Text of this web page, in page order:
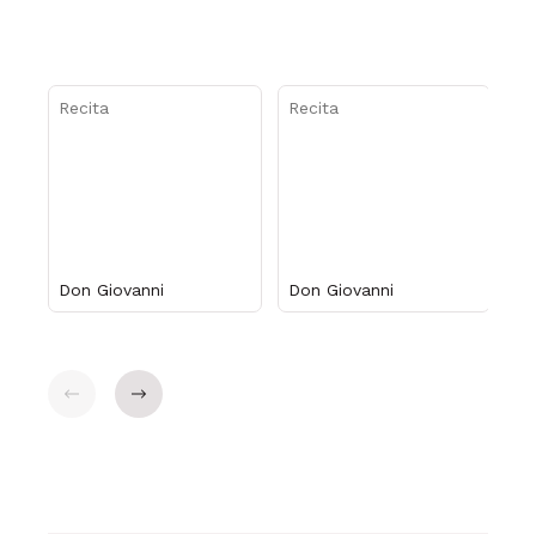
Recita
Don Giovanni
Recita
Don Giovanni
Indietro Avanti